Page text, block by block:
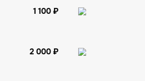
1 100 ₽
2 000 ₽